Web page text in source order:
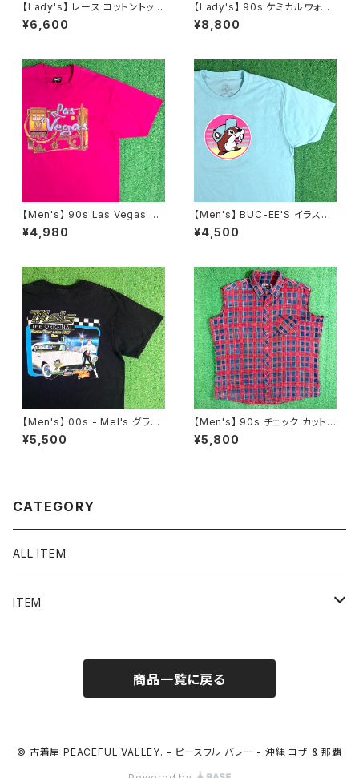
【Lady's】 レース コットントップ
ス / 古着 レディース 半袖 N148
8
¥6,600
【Lady's】 90s ケミカルウォッ
シュ デニム ミニ スカート / 90
年代 古着 レディース N1586
¥8,800
【Men's】 90s Las Vegas ス
ーベニア Tシャツ / アメリカ製
USA製 90年代 ティーシャツ T
¥4,980
【Men's】 BUC-EE'S イラスト
Tシャツ / バッキーズ ティーシャ
ツ T-Shirt 古着 2274
¥4,500
【Men's】 00s - Mel's グラフ
ィック Tシャツ / ティーシャツ T
-Shirt 古着 レストラン Americ
¥5,500
【Men's】 90s チェック カットオ
フ フランネル ノースリーブ シャ
ツ / 90年代 ベスト 古着 ネルシ
¥5,800
CATEGORY
ALL ITEM
ITEM
シャツ／ブラウス
半袖シャツ / ブラウス
タンクトップ
商品一覧に戻る
© 古着屋 PEACEFUL VALLEY. - ピースフル バレー - 沖縄 コザ & 那覇